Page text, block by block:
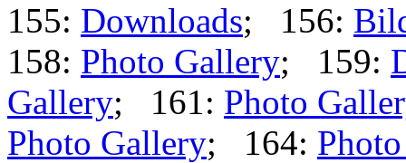
155: Downloads; 156:
158: Photo Gallery; 159:
Gallery; 161: Photo
Photo Gallery; 164: